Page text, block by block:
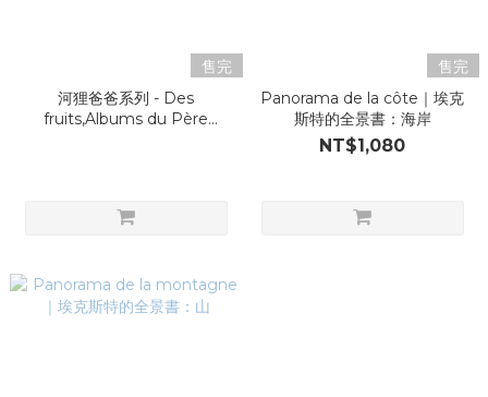
售完
河狸爸爸系列 - Des
fruits,Albums du Père
售完
Panorama de la côte｜埃克
斯特的全景書：海岸
NT$1,080